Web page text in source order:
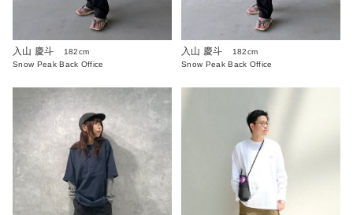
入山 慶斗
182cm
Snow Peak Back Office
入山 慶斗
182cm
Snow Peak Back Office